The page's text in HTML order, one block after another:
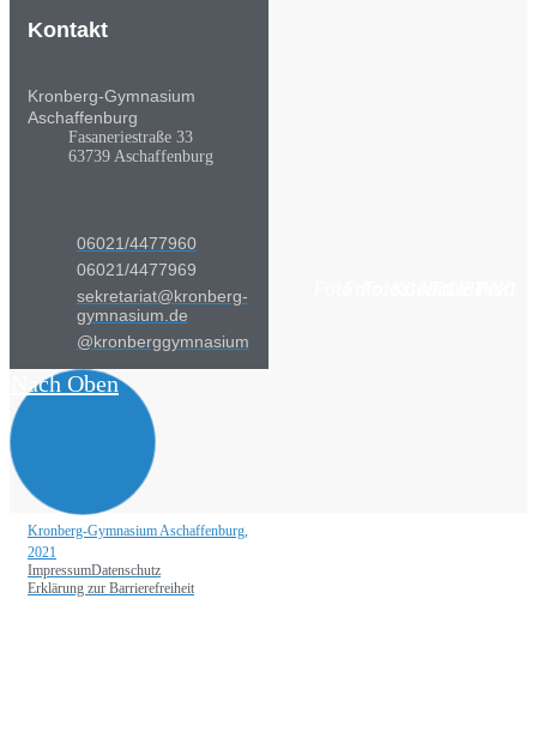
Kontakt
Kronberg-Gymnasium
Aschaffenburg
Fasaneriestraße 33
63739 Aschaffenburg
06021/4477960
06021/4477969
sekretariat@kronberg-
gymnasium.de
@kronberggymnasium
Nach Oben
Kronberg-Gymnasium Aschaffenburg,
2021
ImpressumDatenschutz
Erklärung zur Barrierefreiheit